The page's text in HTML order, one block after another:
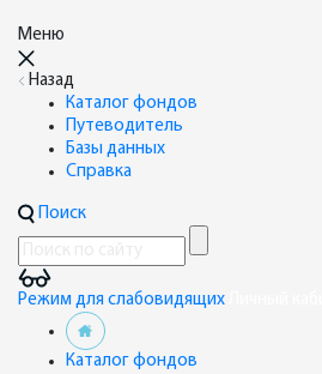
Меню
Назад
Каталог фондов
Путеводитель
Базы данных
Справка
Поиск
Режим для слабовидящих
Каталог фондов